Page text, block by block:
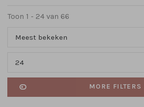
Toon 1 - 24 van 66
Meest bekeken
24
MORE FILTERS